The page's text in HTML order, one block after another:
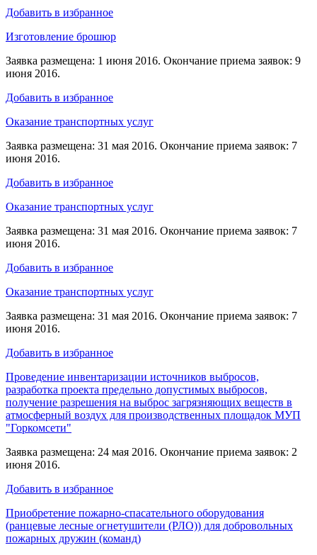
Добавить в избранное
Изготовление брошюр
Заявка размещена: 1 июня 2016. Окончание приема заявок: 9
июня 2016.
Добавить в избранное
Оказание транспортных услуг
Заявка размещена: 31 мая 2016. Окончание приема заявок: 7
июня 2016.
Добавить в избранное
Оказание транспортных услуг
Заявка размещена: 31 мая 2016. Окончание приема заявок: 7
июня 2016.
Добавить в избранное
Оказание транспортных услуг
Заявка размещена: 31 мая 2016. Окончание приема заявок: 7
июня 2016.
Добавить в избранное
Проведение инвентаризации источников выбросов,
разработка проекта предельно допустимых выбросов,
получение разрешения на выброс загрязняющих веществ в
атмосферный воздух для производственных площадок МУП
"Горкомсети"
Заявка размещена: 24 мая 2016. Окончание приема заявок: 2
июня 2016.
Добавить в избранное
Приобретение пожарно-спасательного оборудования
(ранцевые лесные огнетушители (РЛО)) для добровольных
пожарных дружин (команд)